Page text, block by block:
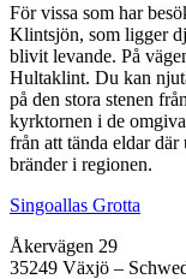
För vissa som har
Klintsjön, som ligger
blivit levande. På
Hultaklint. Du kan
på den stora stenen
kyrktornen i de
från att tända eldar
bränder i regionen.
Singoallas Grotta
Åkervägen 29
35249 Växjö –